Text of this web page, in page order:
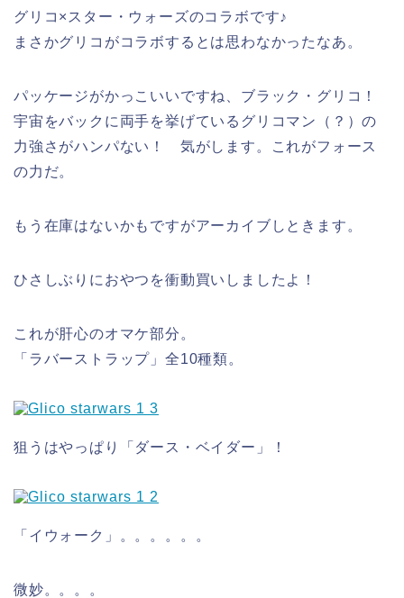
グリコ×スター・ウォーズのコラボです♪
まさかグリコがコラボするとは思わなかったなあ。
パッケージがかっこいいですね、ブラック・グリコ！
宇宙をバックに両手を挙げているグリコマン（？）の
力強さがハンパない！ 気がします。これがフォース
の力だ。
もう在庫はないかもですがアーカイブしときます。
ひさしぶりにおやつを衝動買いしましたよ！
これが肝心のオマケ部分。
「ラバーストラップ」全10種類。
狙うはやっぱり「ダース・ベイダー」！
「イウォーク」。。。。。。
微妙。。。。